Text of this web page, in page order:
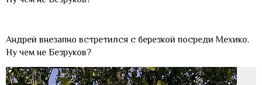
Андрей внезапно встретился с березкой посреди Мехико.
Ну чем не Безруков?